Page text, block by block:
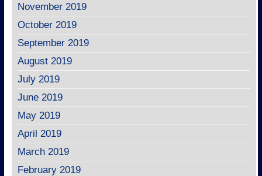
November 2019
October 2019
September 2019
August 2019
July 2019
June 2019
May 2019
April 2019
March 2019
February 2019